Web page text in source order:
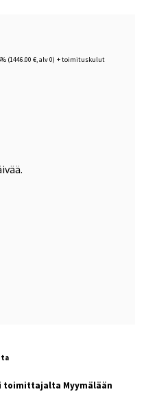
(1446.00 €, alv 0) +toimituskulut
.
toimittajalta Myymälään